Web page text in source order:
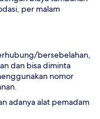
per malam
bersebelahan,
dan bisa diminta
nomor
adanya alat pemadam